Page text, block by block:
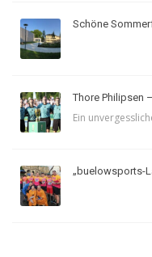
Schöne
Thore Philipsen
Ein
„buelowsports-